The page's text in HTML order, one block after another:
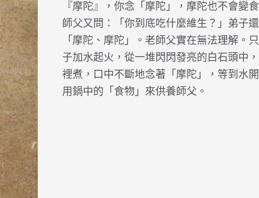
『摩陀』，你念「摩陀」，摩陀也不會變
師父又問：「你到底吃什麼維生？」弟子
「摩陀、摩陀」。老師父實在無法理解。
子加水起火，從一堆閃閃發亮的白石頭中
裡煮，口中不斷地念著「摩陀」，等到水
用鍋中的「食物」來供養師父。